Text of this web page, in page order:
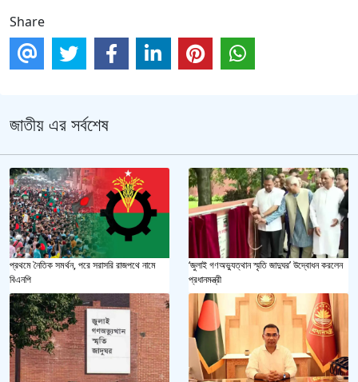
Share
জাতীয় এর সর্বশেষ
প্রথমে নৈতিক সমর্থন, পরে সরাসরি রাজপথে নামে
বিএনপি
‘জুলাই গণঅভ্যুত্থান স্মৃতি জাদুঘর’ উদ্বোধন করলেন
প্রধানমন্ত্রী